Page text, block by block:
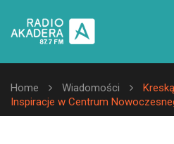
Home Wiadomości
Inspiracje w Centrum